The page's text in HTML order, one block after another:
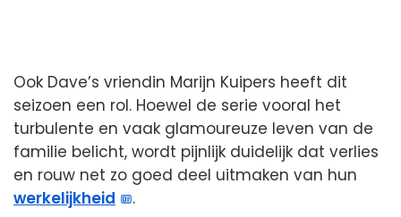
Ook Dave’s vriendin Marijn Kuipers heeft dit
seizoen een rol. Hoewel de serie vooral het
turbulente en vaak glamoureuze leven van de
familie belicht, wordt pijnlijk duidelijk dat verlies
en rouw net zo goed deel uitmaken van hun
werkelijkheid
.